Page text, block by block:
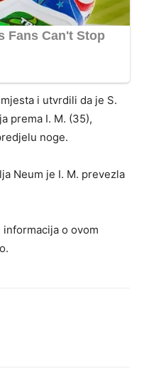
i utvrdili da je S.
prema I. M. (35),
noge.
Neum je I. M. prevezla
o ovom